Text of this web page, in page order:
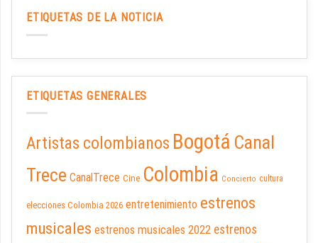
ETIQUETAS DE LA NOTICIA
ETIQUETAS GENERALES
Artistas colombianos Bogotá Canal
Trece CanalTrece Cine Colombia Concierto cultura
elecciones Colombia 2026 entretenimiento estrenos
musicales estrenos musicales 2022 estrenos